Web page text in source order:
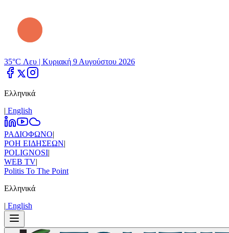
35°C Λευ | Κυριακή 9 Αυγούστου 2026
Ελληνικά
| Εnglish
ΡΑΔΙΟΦΩΝΟ|
ΡΟΗ ΕΙΔΗΣΕΩΝ|
POLIGNOSI|
WEB TV|
Politis To The Point
Ελληνικά
| Εnglish